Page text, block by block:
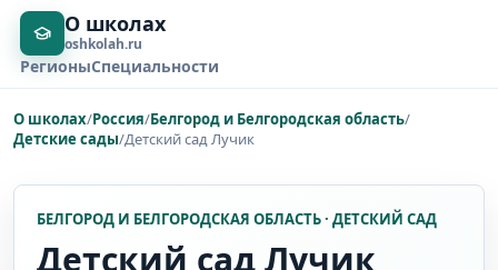
О школах
oshkolah.ru
РегионыСпециальности
О школах/Россия/Белгород и Белгородская область/
Детские сады/Детский сад Лучик
БЕЛГОРОД И БЕЛГОРОДСКАЯ ОБЛАСТЬ · ДЕТСКИЙ САД
Детский сад Лучик